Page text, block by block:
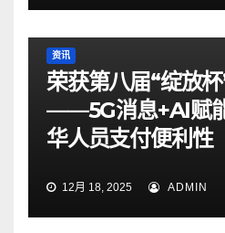
资讯
荣获第八届“绽放
——5G消息+AI赋
华人员支付便利性
12月 18, 2025 ADMIN